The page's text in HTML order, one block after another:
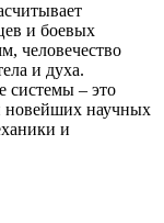
и боевых
человечество
и духа.
системы – это
новейших научных
и